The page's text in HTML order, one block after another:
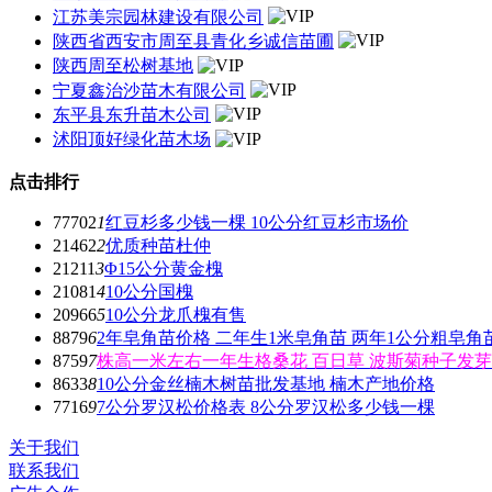
江苏美宗园林建设有限公司
陕西省西安市周至县青化乡诚信苗圃
陕西周至松树基地
宁夏鑫治沙苗木有限公司
东平县东升苗木公司
沭阳顶好绿化苗木场
点击排行
777021红豆杉多少钱一棵 10公分红豆杉市场价
214622优质种苗杜仲
212113Φ15公分黄金槐
21081410公分国槐
20966510公分龙爪槐有售
887962年皂角苗价格 二年生1米皂角苗 两年1公分粗皂角
87597株高一米左右一年生格桑花 百日草 波斯菊种子发
8633810公分金丝楠木树苗批发基地 楠木产地价格
771697公分罗汉松价格表 8公分罗汉松多少钱一棵
关于我们
联系我们